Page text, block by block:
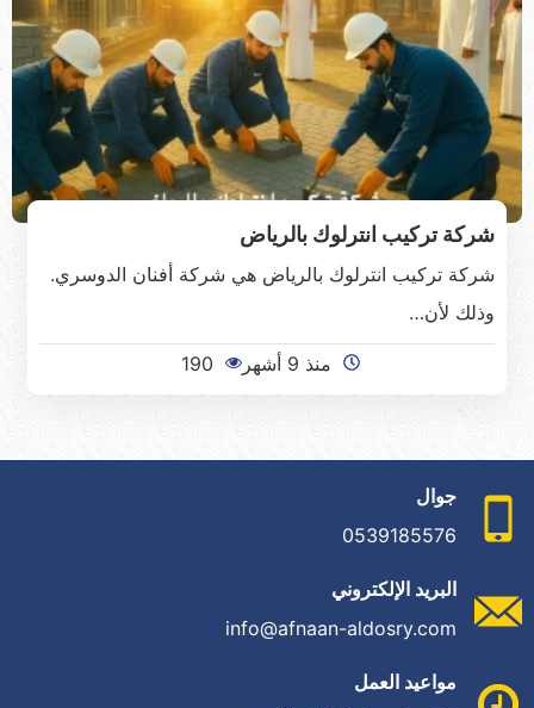
شركة تركيب انترلوك بالرياض
شركة تركيب انترلوك بالرياض هي شركة أفنان الدوسري.
وذلك لأن…
منذ 9 أشهر 190
جوال
0539185576
البريد الإلكتروني
info@afnaan-aldosry.com
مواعيد العمل